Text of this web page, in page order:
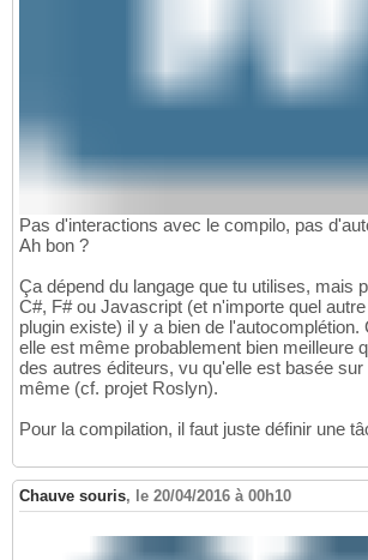
Pas d'interactions avec le compilo, pas
Ah bon ?
Ça dépend du langage que tu utilises, mais
C#, F# ou Javascript (et n'importe quel
plugin existe) il y a bien de l'autocomplétion.
elle est même probablement bien meilleure
des autres éditeurs, vu qu'elle est basée
même (cf. projet Roslyn).
Pour la compilation, il faut juste définir une
Chauve souris, le 20/04/2016 à 00h10